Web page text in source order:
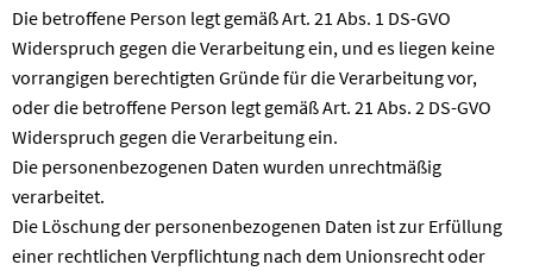
Die betroffene Person legt gemäß Art. 21 Abs. 1 DS-GVO
Widerspruch gegen die Verarbeitung ein, und es liegen keine
vorrangigen berechtigten Gründe für die Verarbeitung vor,
oder die betroffene Person legt gemäß Art. 21 Abs. 2 DS-GVO
Widerspruch gegen die Verarbeitung ein.
Die personenbezogenen Daten wurden unrechtmäßig
verarbeitet.
Die Löschung der personenbezogenen Daten ist zur Erfüllung
einer rechtlichen Verpflichtung nach dem Unionsrecht oder